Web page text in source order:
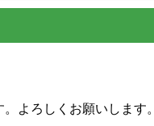
よろしくお願いします。